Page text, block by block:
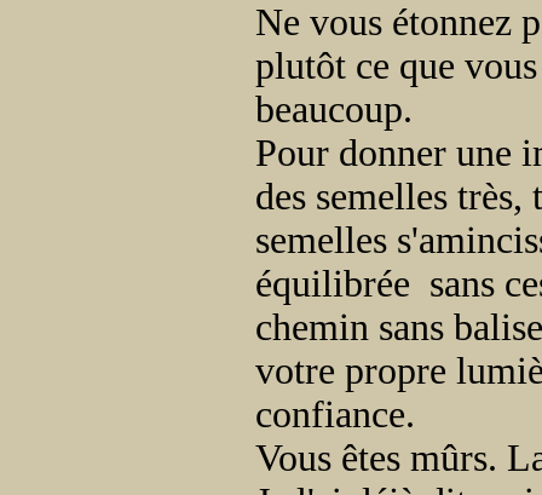
Ne vous étonnez
plutôt ce que
beaucoup.
Pour donner une
des semelles très,
semelles
équilibrée sans
chemin sans
votre propre
confiance.
Vous êtes mûrs.